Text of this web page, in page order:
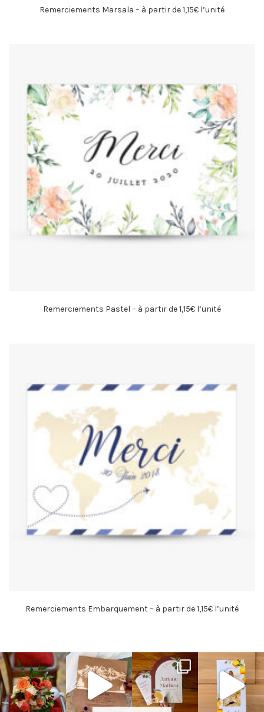
Remerciements Marsala – à partir de 1,15€ l’unité
Remerciements Pastel – à partir de 1,15€ l’unité
Remerciements Embarquement – à partir de 1,15€ l’unité